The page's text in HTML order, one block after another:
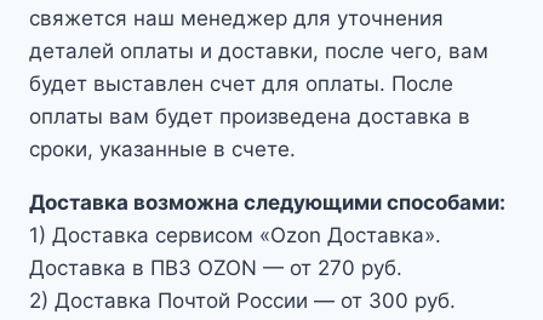
свяжется наш менеджер для уточнения
деталей оплаты и доставки, после чего, вам
будет выставлен счет для оплаты. После
оплаты вам будет произведена доставка в
сроки, указанные в счете.
Доставка возможна следующими способами:
1) Доставка сервисом «Ozon Доставка».
Доставка в ПВЗ OZON — от 270 руб.
2) Доставка Почтой России — от 300 руб.